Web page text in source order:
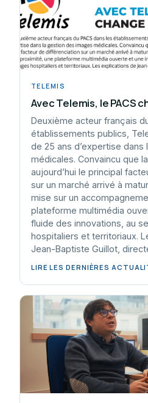
TELEMIS
Avec Telemis, le PACS
Deuxième acteur français
établissements publics,
de 25 ans d’expertise
médicales. Convaincu que
aujourd’hui le principal
sur un marché arrivé à
mise sur un
plateforme multimédia
fluide des innovations, au
hospitaliers et territoriaux.
Jean-Baptiste Guillot,
LIRE LES DERNIÈRES